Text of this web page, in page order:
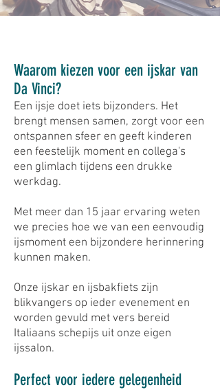
Waarom kiezen voor een ijskar van
Da Vinci?
Een ijsje doet iets bijzonders. Het
brengt mensen samen, zorgt voor een
ontspannen sfeer en geeft kinderen
een feestelijk moment en collega's
een glimlach tijdens een drukke
werkdag.
Met meer dan 15 jaar ervaring weten
we precies hoe we van een eenvoudig
ijsmoment een bijzondere herinnering
kunnen maken.
Onze ijskar en ijsbakfiets zijn
blikvangers op ieder evenement en
worden gevuld met vers bereid
Italiaans schepijs uit onze eigen
ijssalon.
Perfect voor iedere gelegenheid